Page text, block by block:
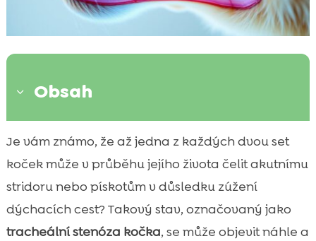
3 Obsah
 Co je tracheální stenóza u koček a proč na
ni myslet
 Hlavní příčiny zúžení průdušnice u koček
zúžení průdušnice u kočky
Varovné příznaky, které bychom neměli
Je vám známo, že až jedna z každých dvou set
koček může v průběhu jejího života čelit akutnímu
stridoru nebo pískotům v důsledku zúžení
dýchacích cest? Takový stav, označovaný jako
tracheální stenóza kočka, se může objevit náhle a